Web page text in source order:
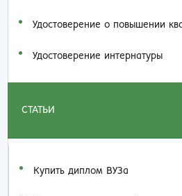
Удостоверение о повышении
Удостоверение интернатуры
СТАТЬИ
Купить диплом ВУЗа